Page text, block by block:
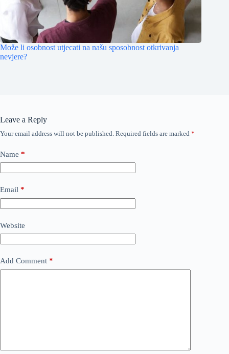
Može li osobnost utjecati na našu sposobnost otkrivanja
nevjere?
Leave a Reply
Your email address will not be published. Required fields are marked *
Name *
Email *
Website
Add Comment *